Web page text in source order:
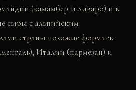
(камамбер и ливаро) и в
сыры с альпийским
страны похожие форматы
Италии (пармезан) и